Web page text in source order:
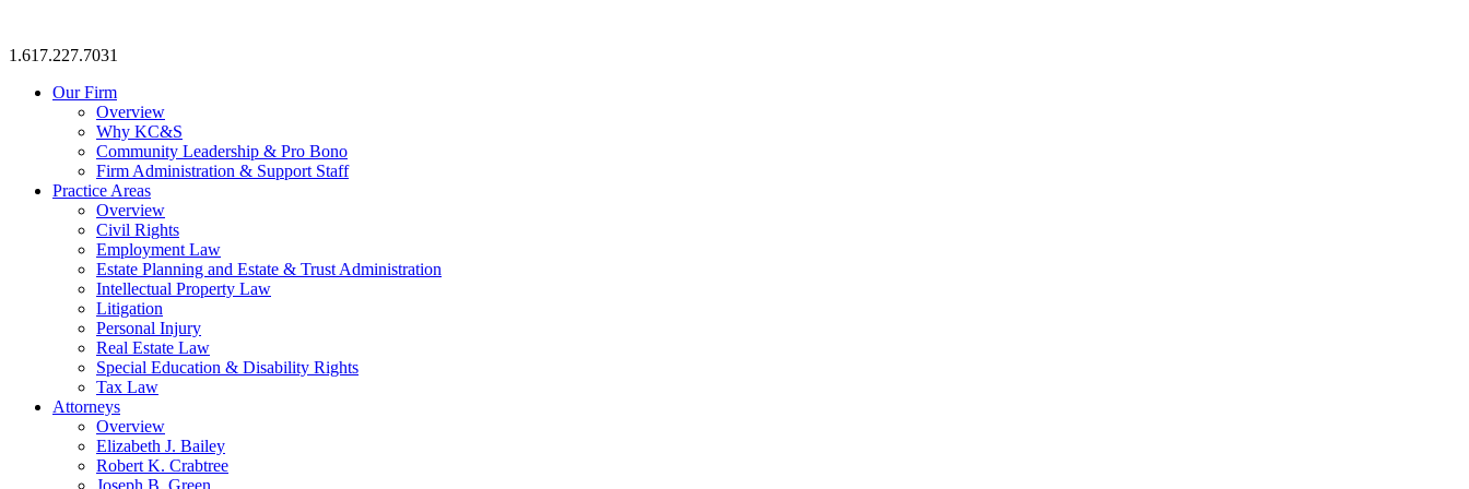
1.617.227.7031
Our Firm
Overview
Why KC&S
Community Leadership & Pro Bono
Firm Administration & Support Staff
Practice Areas
Overview
Civil Rights
Employment Law
Estate Planning and Estate & Trust Administration
Intellectual Property Law
Litigation
Personal Injury
Real Estate Law
Special Education & Disability Rights
Tax Law
Attorneys
Overview
Elizabeth J. Bailey
Robert K. Crabtree
Joseph B. Green